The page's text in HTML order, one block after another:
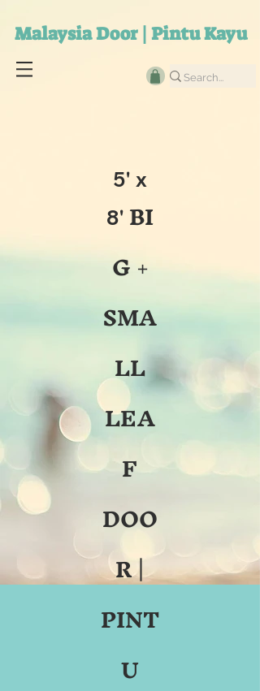
Malaysia Door | Pintu Kayu
5' x
8' BI
G +
SMA
LL
LEA
F
DOO
R |
PINT
U